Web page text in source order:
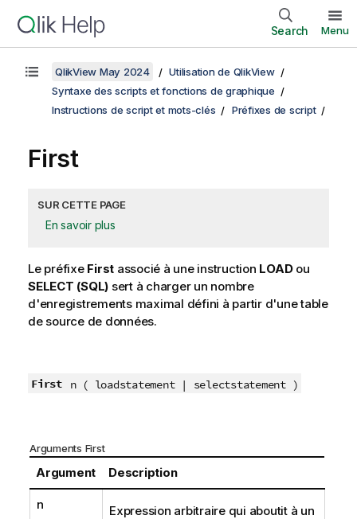
Search Menu
QlikView May 2024
Utilisation de QlikView
Syntaxe des scripts et fonctions de graphique
Instructions de script et mots-clés
Préfixes de script
First
SUR CETTE PAGE
En savoir plus
Le préfixe First associé à une instruction LOADou
SELECT (SQL) sert à charger un nombre
d'enregistrements maximal défini à partir d'une table
de source de données.
First n ( loadstatement | selectstatement )
Arguments First
Argument Description
n
Expression arbitraire qui aboutit à un